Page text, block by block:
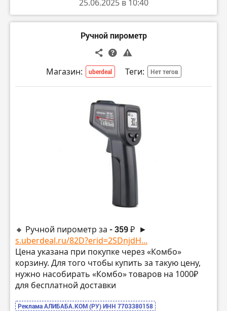
25.06.2025 в 10:40
Ручной пирометр
Магазин: uberdeal Теги: Нет тегов
🔸 Ручной пирометр за - 359 ₽ ►
s.uberdeal.ru/82D?erid=2SDnjdH...
Цена указана при покупке через «Комбо»
корзину. Для того чтобы купить за такую цену,
нужно насобирать «Комбо» товаров на 1000₽
для бесплатной доставки
Реклама АЛИБАБА.КОМ (РУ) ИНН 7703380158